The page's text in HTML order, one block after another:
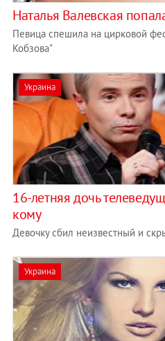
Наталья Валевская
Певица спешила на цирковой
Кобзова"
Украина
16-летняя дочь
кому
Девочку сбил неизвестный и
Украина